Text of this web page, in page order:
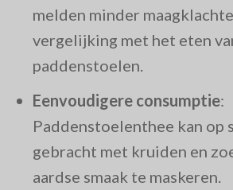
melden minder
vergelijking met het eten
paddenstoelen.
Eenvoudigere consumptie:
Paddenstoelenthee kan op
gebracht met kruiden en
aardse smaak te maskeren.